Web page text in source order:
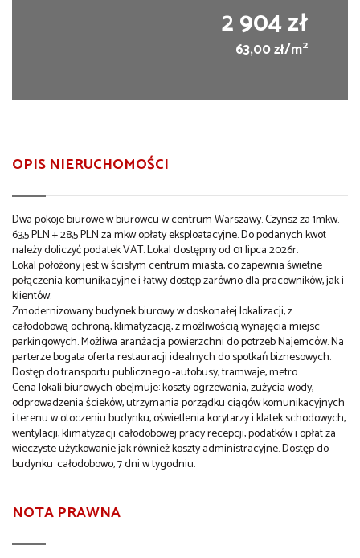
2 904 zł
63,00 zł/m2
OPIS NIERUCHOMOŚCI
Dwa pokoje biurowe w biurowcu w centrum Warszawy. Czynsz za 1mkw.
63,5 PLN + 28,5 PLN za mkw opłaty eksploatacyjne. Do podanych kwot
należy doliczyć podatek VAT. Lokal dostępny od 01 lipca 2026r.
Lokal położony jest w ścisłym centrum miasta, co zapewnia świetne
połączenia komunikacyjne i łatwy dostęp zarówno dla pracowników, jak i
klientów.
Zmodernizowany budynek biurowy w doskonałej lokalizacji, z
całodobową ochroną, klimatyzacją, z możliwością wynajęcia miejsc
parkingowych. Możliwa aranżacja powierzchni do potrzeb Najemców. Na
parterze bogata oferta restauracji idealnych do spotkań biznesowych.
Dostęp do transportu publicznego -autobusy, tramwaje, metro.
Cena lokali biurowych obejmuje: koszty ogrzewania, zużycia wody,
odprowadzenia ścieków, utrzymania porządku ciągów komunikacyjnych
i terenu w otoczeniu budynku, oświetlenia korytarzy i klatek schodowych,
wentylacji, klimatyzacji całodobowej pracy recepcji, podatków i opłat za
wieczyste użytkowanie jak również koszty administracyjne. Dostęp do
budynku: całodobowo, 7 dni w tygodniu.
NOTA PRAWNA